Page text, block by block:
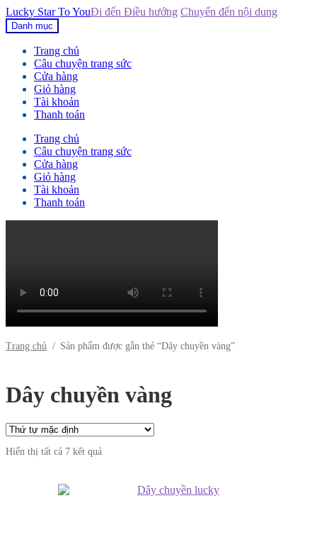
Đi đến Điều hướng Chuyển đến nội dung
Lucky Star To You
Danh mục
Trang chủ
Câu chuyện trang sức
Cửa hàng
Giỏ hàng
Tài khoản
Thanh toán
Trang chủ
Câu chuyện trang sức
Cửa hàng
Giỏ hàng
Tài khoản
Thanh toán
Trang chủ / Sản phẩm được gắn thẻ “Dây chuyền vàng”
Dây chuyền vàng
Hiển thị tất cả 7 kết quả